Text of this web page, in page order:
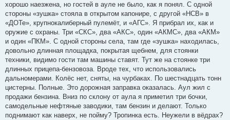
хорошо наезжена, но гостей в ауле не было, как я понял. С одной
стороны «зушка» стояла в открытом капонире, с другой «НСВ» в
«ДОТе», крупнокалиберный пулемёт, и «АГС». Я прибрал их, как и
оружие с охраны. Три «СКС», два «АКС», один «АКМС», два «АКМ»
и один «ПКМ». С одной стороны села, там где «зушка» находилась,
довольно длинная площадка, покрытая щебнем, для стоянки
техники, видимо гости там машины ставят. Тут же на стоянке три
длинных прицепа-бензовоза. Вроде тех, что использовались
дальномерами. Колёс нет, сняты, на чурбаках. По шестнадцать тонн
цистерны. Полные. Это дорожная заправка оказалась. Аул жил с
продажи бензина. Вниз по склону от аула я приметил три бочки,
самодельные нефтяные заводики, там бензин и делают. Только
поднимают как наверх, не пойму? Тропинка есть. Неужели в вёдрах?